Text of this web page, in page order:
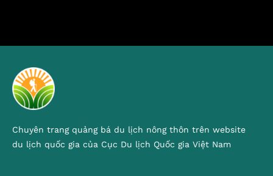
Chuyên trang quảng bá du lịch nông thôn trên website
du lịch quốc gia của Cục Du lịch Quốc gia Việt Nam